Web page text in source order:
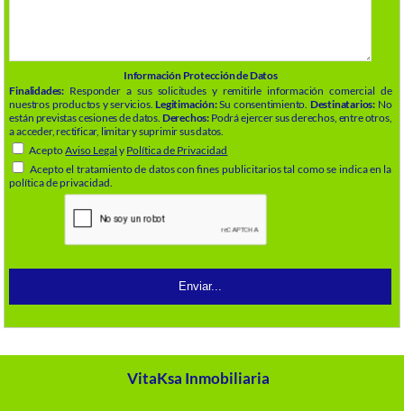
Información Protección de Datos
Finalidades: Responder a sus solicitudes y remitirle información comercial de
nuestros productos y servicios.Legitimación:Su consentimiento. Destinatarios:No
están previstas cesiones de datos. Derechos: Podrá ejercer sus derechos, entre otros,
a acceder, rectificar, limitar y suprimir sus datos.
AceptoAviso Legal y Política de Privacidad
Acepto el tratamiento de datos con fines publicitarios tal como se indica en la
política de privacidad.
VitaKsa Inmobiliaria